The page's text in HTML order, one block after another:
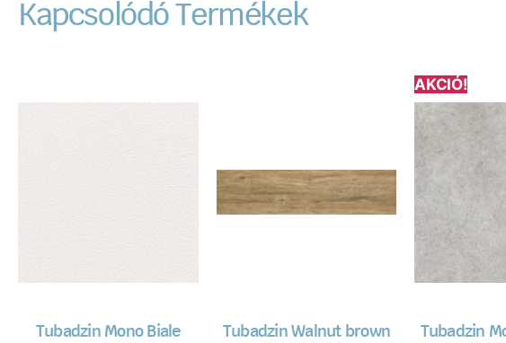
Kapcsolódó Termékek
Tubadzin Mono Biale
Tubadzin Walnut brown
AKCIÓ!
Tubadzin